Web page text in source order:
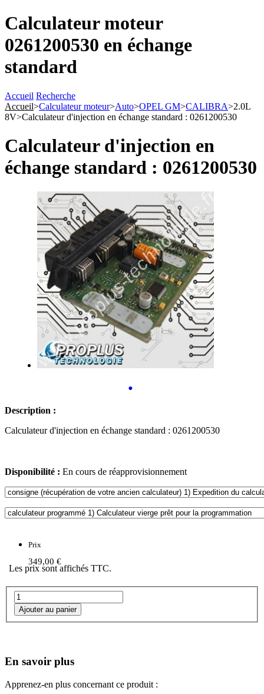
Calculateur moteur
0261200530 en échange
standard
Accueil Recherche
Accueil>Calculateur moteur>Auto>OPEL GM>CALIBRA>2.0L
8V>Calculateur d'injection en échange standard : 0261200530
Calculateur d'injection en
échange standard : 0261200530
•
Description :
Calculateur d'injection en échange standard : 0261200530
Disponibilité : En cours de réapprovisionnement
Prix
349,00 €
Les prix sont affichés TTC.
En savoir plus
Apprenez-en plus concernant ce produit :